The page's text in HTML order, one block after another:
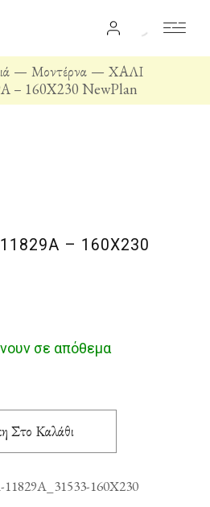
Μοντέρνα
ΧΑΛΙ
– 160X230 NewPlan
– 160X230
σε απόθεμα
Στο Καλάθι
160X230